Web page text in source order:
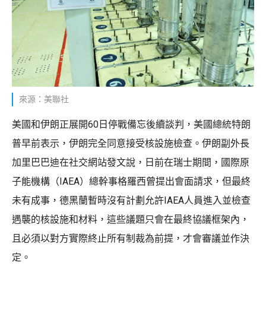
來源：美聯社
美國和伊朗正展開60日停戰備忘後續談判，美國總統特朗
普早前表示，伊朗完全同意接受核設施檢查。伊朗副外長
加里巴巴迪在社交網站發文說，日前在瑞士期間，國際原
子能機構（IAEA）總幹事格羅西曾提出會面請求，但最終
未有成事，德黑蘭暫時沒有計劃允許IAEA人員進入並檢查
遇襲的核設施和材料，這些議題只會在最終協議框架內，
且必須以對方實際終止所有制裁為前提，才會審議並作決
定。